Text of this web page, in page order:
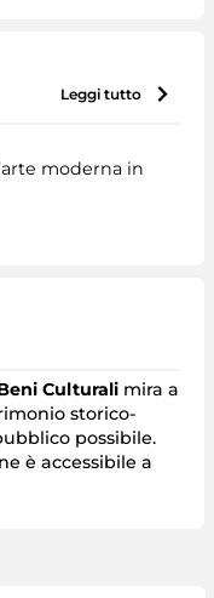
leggi tutto
moderna in
Culturali mira a
storico-
possibile.
è accessibile a